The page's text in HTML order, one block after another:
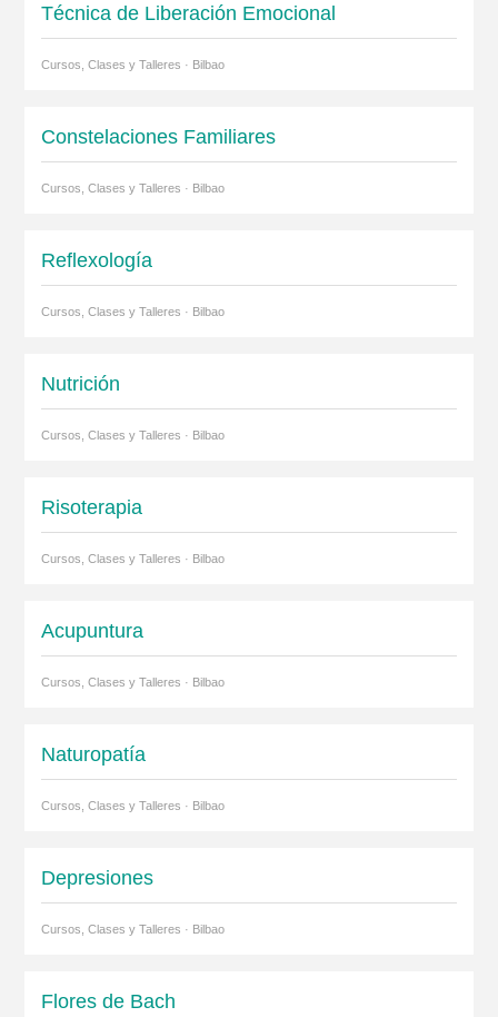
Técnica de Liberación Emocional
Cursos, Clases y Talleres · Bilbao
Constelaciones Familiares
Cursos, Clases y Talleres · Bilbao
Reflexología
Cursos, Clases y Talleres · Bilbao
Nutrición
Cursos, Clases y Talleres · Bilbao
Risoterapia
Cursos, Clases y Talleres · Bilbao
Acupuntura
Cursos, Clases y Talleres · Bilbao
Naturopatía
Cursos, Clases y Talleres · Bilbao
Depresiones
Cursos, Clases y Talleres · Bilbao
Flores de Bach